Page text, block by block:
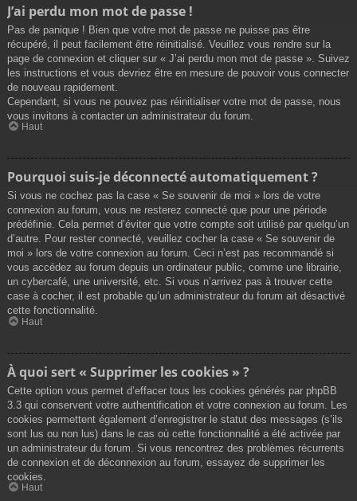
J’ai perdu mon mot de passe !
Pas de panique ! Bien que votre mot de passe ne puisse pas être
récupéré, il peut facilement être réinitialisé. Veuillez vous rendre sur la
page de connexion et cliquer sur « J’ai perdu mon mot de passe ». Suivez
les instructions et vous devriez être en mesure de pouvoir vous connecter
de nouveau rapidement.
Cependant, si vous ne pouvez pas réinitialiser votre mot de passe, nous
vous invitons à contacter un administrateur du forum.
Haut
Pourquoi suis-je déconnecté automatiquement ?
Si vous ne cochez pas la case « Se souvenir de moi » lors de votre
connexion au forum, vous ne resterez connecté que pour une période
prédéfinie. Cela permet d’éviter que votre compte soit utilisé par quelqu’un
d’autre. Pour rester connecté, veuillez cocher la case « Se souvenir de
moi » lors de votre connexion au forum. Ceci n’est pas recommandé si
vous accédez au forum depuis un ordinateur public, comme une librairie,
un cybercafé, une université, etc. Si vous n’arrivez pas à trouver cette
case à cocher, il est probable qu’un administrateur du forum ait désactivé
cette fonctionnalité.
Haut
À quoi sert « Supprimer les cookies » ?
Cette option vous permet d’effacer tous les cookies générés par phpBB
3.3 qui conservent votre authentification et votre connexion au forum. Les
cookies permettent également d’enregistrer le statut des messages (s’ils
sont lus ou non lus) dans le cas où cette fonctionnalité a été activée par
un administrateur du forum. Si vous rencontrez des problèmes récurrents
de connexion et de déconnexion au forum, essayez de supprimer les
cookies.
Haut